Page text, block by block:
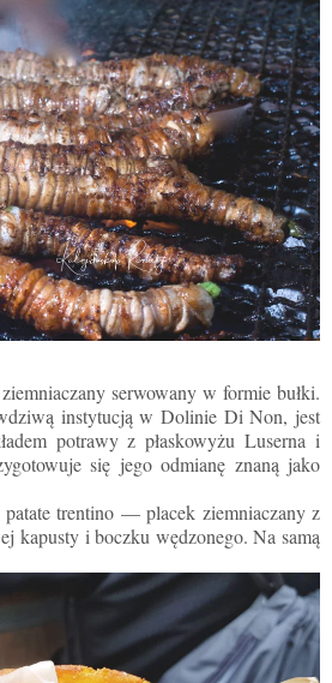
serwowany w formie bułki.
instytucją w Dolinie Di Non, jest
potrawy z płaskowyżu Luserna i
się jego odmianę znaną jako
trentino — placek ziemniaczany z
kapusty i boczku wędzonego. Na samą